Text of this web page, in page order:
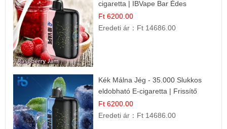
cigaretta | IBVape Bar Édes
Gyümölcs Íz
Ft 6200.00
Eredeti ár： Ft 14686.00
Kék Málna Jég - 35.000 Slukkos
eldobható E-cigaretta | Frissítő
Ízélmény
Ft 6200.00
Eredeti ár： Ft 14686.00